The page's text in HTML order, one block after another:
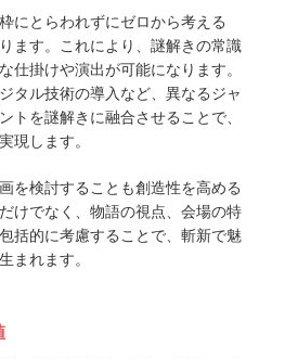
にとらわれずにゼロから考える
ます。これにより、謎解きの常識
仕掛けや演出が可能になります。
タル技術の導入など、異なるジャ
トを謎解きに融合させることで、
現します。
を検討することも創造性を高める
けでなく、物語の視点、会場の特
括的に考慮することで、斬新で魅
まれます。